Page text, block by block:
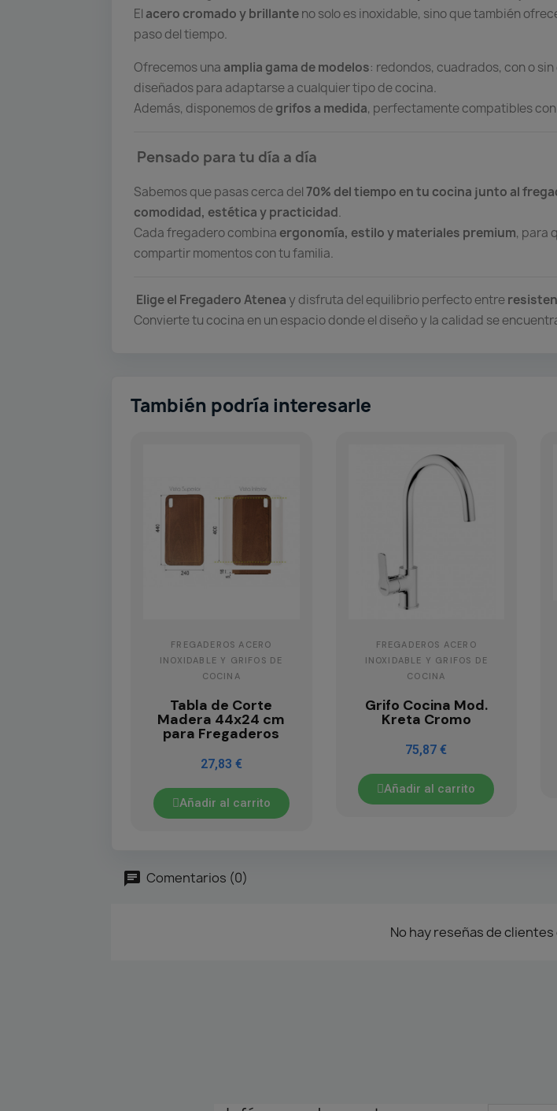
El acero cromado y brillanteno solo es inoxidable, sino que también
paso del tiempo.
Ofrecemos una amplia gama de modelos: redondos, cuadrados, con o
diseñados para adaptarse a cualquier tipo de cocina.
Además, disponemos degrifos a medida, perfectamente compatibles
Pensado para tu día a día
Sabemos que pasas cerca del70% del tiempo en tu cocina junto al
comodidad, estética y practicidad.
Cada fregadero combina ergonomía, estilo y materiales premium, para
compartir momentos con tu familia.
Elige el Fregadero Ateneay disfruta del equilibrio perfecto entre
Convierte tu cocina en un espacio donde el diseño y la calidad se
También podría interesarle
FREGADEROS ACERO
INOXIDABLE Y GRIFOS DE
COCINA
Tabla de Corte
Madera 44x24 cm
para Fregaderos
27,83 €
Añadir al carrito
FREGADEROS ACERO
INOXIDABLE Y GRIFOS DE
COCINA
Grifo Cocina Mod.
Kreta Cromo
75,87 €
Añadir al carrito
Comentarios (0)
No hay reseñas de